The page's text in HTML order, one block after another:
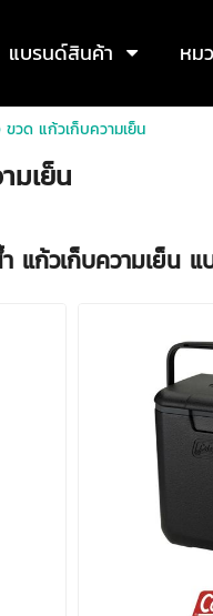
แบรนด์สินค้า หม
วด แก้วเก็บความเย็น
มเย็น
แก้วเก็บความเย็น